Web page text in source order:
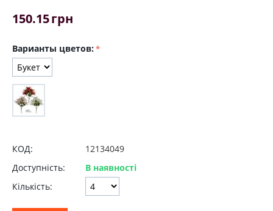
150.15грн
Варианты цветов:
КОД:
12134049
Доступність:
В наявності
Кількість: